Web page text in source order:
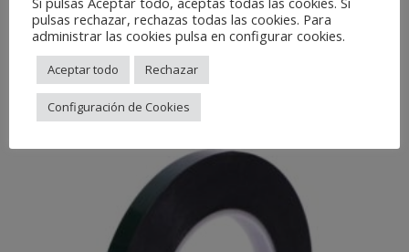
More sizes available based on minimum quantitie
Related Products
pulsas rechazar, rechazas todas las cookies. Para
administrar las cookies pulsa en configurar cookies.
Aceptar todo Rechazar
Configuración de Cookies